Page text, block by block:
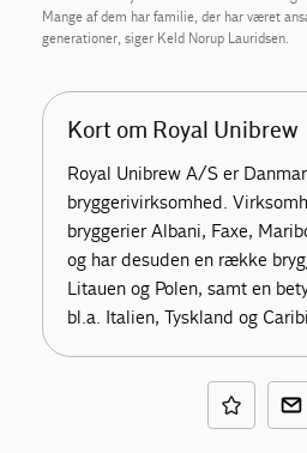
Mange af dem har familie, der har været
generationer, siger Keld Norup Lauridsen.
Kort om Royal Unibrew
Royal Unibrew A/S er
bryggerivirksomhed.
bryggerier Albani, Faxe,
og har desuden en række
Litauen og Polen, samt en
bl.a. Italien, Tyskland og